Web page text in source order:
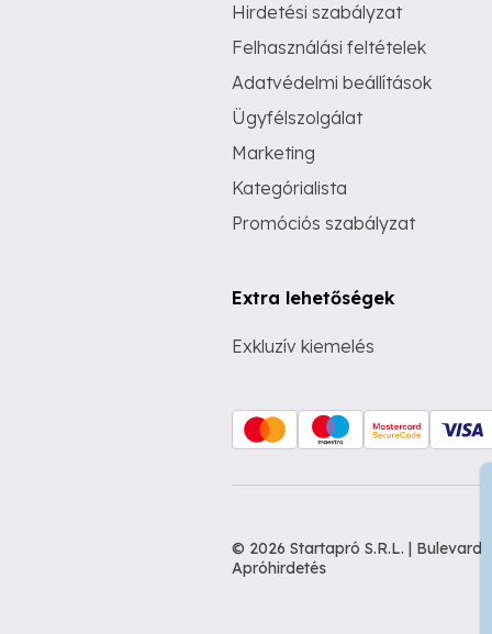
Hirdetési szabályzat
Felhasználási feltételek
Adatvédelmi beállítások
Ügyfélszolgálat
Marketing
Kategórialista
Promóciós szabályzat
Extra lehetőségek
Exkluzív kiemelés
© 2026 Startapró S.R.L. |
Apróhirdetés